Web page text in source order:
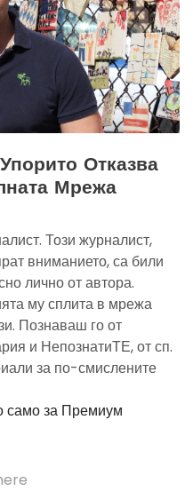
Отказва
Мрежа
Този журналист,
вниманието, са били
лично от автора.
му сплита в мрежа
Познаваш го от
и НепознатиТЕ, от сп.
за по-смислените
само за Премиум